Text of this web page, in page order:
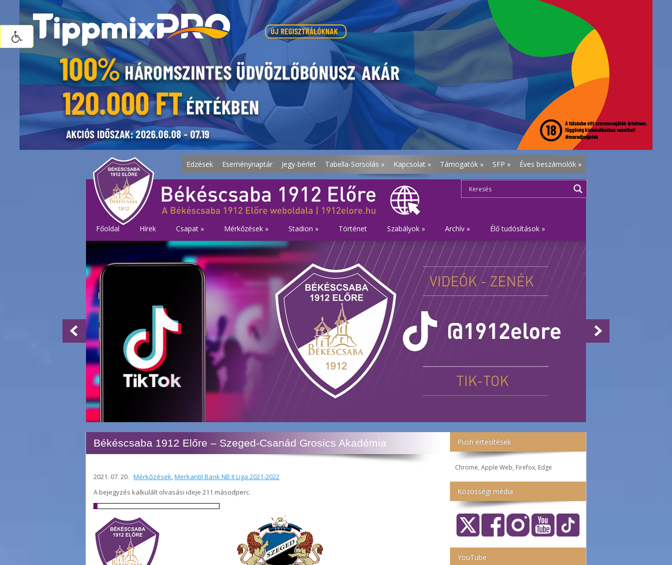
Edzések Eseménynaptár Jegy-bérlet Tabella-Sorsolás » Kapcsolat » Támogatók » SFP » Éves beszámolók »
Főoldal Hírek Csapat » Mérkőzések » Stadion » Történet Szabályok » Archív » Élő tudósítások »
Push értesítések
Chrome, Apple Web, Firefox, Edge
Közösségi média
YouTube
Békéscsaba 1912 Előre – Szeged-Csanád Grosics Akadémia
2021. 07. 20. Mérkőzések,Merkantil Bank NB II Liga 2021-2022
A bejegyzés kalkulált olvasási ideje 211 másodperc.